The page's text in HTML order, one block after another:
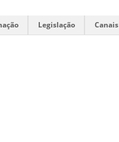
Legislação Canais